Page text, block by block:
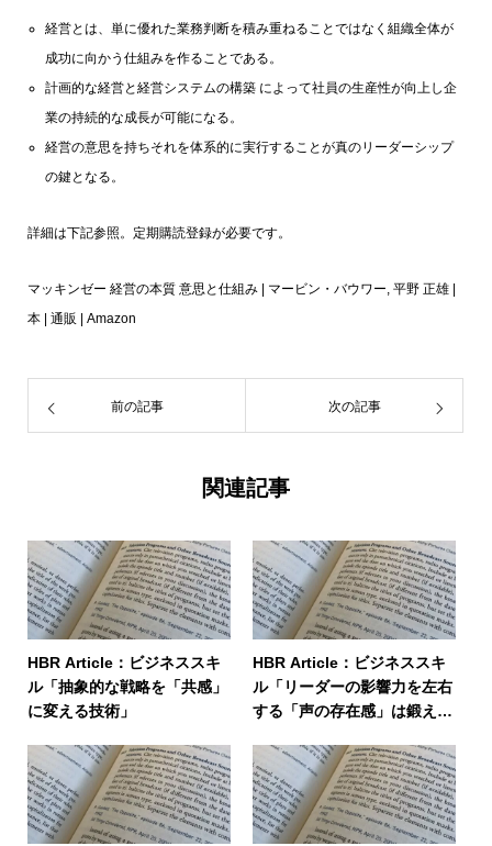
経営とは、単に優れた業務判断を積み重ねることではなく組織全体が
成功に向かう仕組みを作ることである。
計画的な経営と経営システムの構築 によって社員の生産性が向上し企
業の持続的な成長が可能になる。
経営の意思を持ちそれを体系的に実行することが真のリーダーシップ
の鍵となる。
詳細は下記参照。定期購読登録が必要です。
マッキンゼー 経営の本質 意思と仕組み | マービン・バウワー, 平野 正雄 |
本 | 通販 | Amazon
前の記事 次の記事
関連記事
HBR Article：ビジネススキ
ル「抽象的な戦略を「共感」
に変える技術」
HBR Article：ビジネススキ
ル「リーダーの影響力を左右
する「声の存在感」は鍛えら